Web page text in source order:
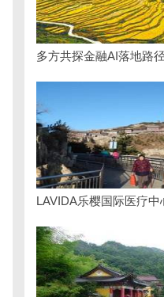
LAVIDA乐樱国际医疗中